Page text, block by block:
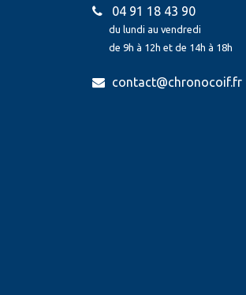
04 91 18 43 90
du lundi au vendredi
de 9h à 12h et de 14h à 18h
contact@chronocoif.fr